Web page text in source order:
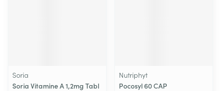
Soria
Soria Vitamine A 1,2mg Tabl
Nutriphyt
Pocosyl 60 CAP